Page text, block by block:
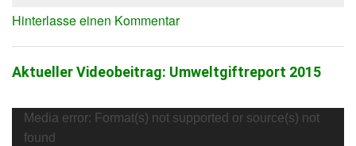
Hinterlasse einen Kommentar
Aktueller Videobeitrag: Umweltgiftreport 2015
Video-
Player
Media error: Format(s) not supported or source(s) not
found